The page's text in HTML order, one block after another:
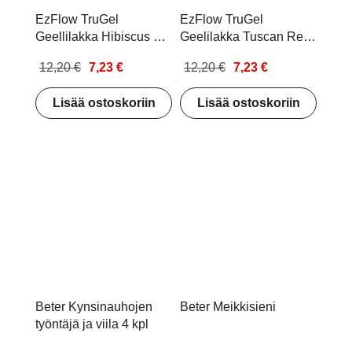
EzFlow TruGel
Geellilakka Hibiscus 14
12,20 € 7,23 €
Lisää ostoskoriin
EzFlow TruGel
Geelilakka Tuscan Red
12,20 € 7,23 €
Lisää ostoskoriin
Beter Kynsinauhojen
työntäjä ja viila 4 kpl
Beter Meikkisieni